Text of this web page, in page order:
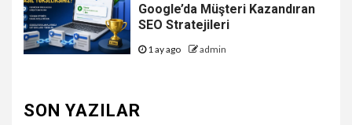
Google’da Müşteri Kazandıran
SEO Stratejileri
1 ay ago admin
SON YAZILAR